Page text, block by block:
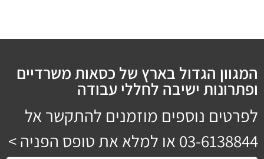
המגוון הגדול בארץ של כסאות משרדיים
ופתרונות ישיבה לחללי עבודה
לפרטים נוספים מוזמנים להתקשר אל
03-6138844 או למלא את טופס הפניה >